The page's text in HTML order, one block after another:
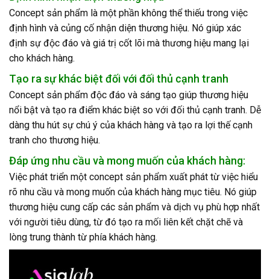
Concept sản phẩm là một phần không thể thiếu trong việc
định hình và củng cố nhận diện thương hiệu. Nó giúp xác
định sự độc đáo và giá trị cốt lõi mà thương hiệu mang lại
cho khách hàng.
Tạo ra sự khác biệt đối với đối thủ cạnh tranh
Concept sản phẩm độc đáo và sáng tạo giúp thương hiệu
nổi bật và tạo ra điểm khác biệt so với đối thủ cạnh tranh. Dễ
dàng thu hút sự chú ý của khách hàng và tạo ra lợi thế cạnh
tranh cho thương hiệu.
Đáp ứng nhu cầu và mong muốn của khách hàng:
Việc phát triển một concept sản phẩm xuất phát từ việc hiểu
rõ nhu cầu và mong muốn của khách hàng mục tiêu. Nó giúp
thương hiệu cung cấp các sản phẩm và dịch vụ phù hợp nhất
với người tiêu dùng, từ đó tạo ra mối liên kết chặt chẽ và
lòng trung thành từ phía khách hàng.